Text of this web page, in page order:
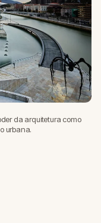
da arquitetura como
urbana.